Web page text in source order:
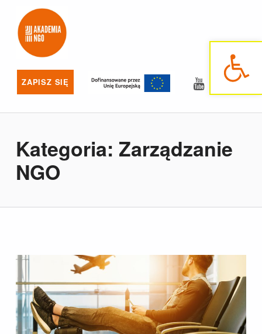
Otwórz pasek narzędzi
ZAPISZ SIĘ
YouTube
Kategoria: Zarządzanie
NGO